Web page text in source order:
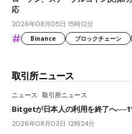
応
2026年08月05日 15時12分
# Binance ブロックチェーン
取引所ニュース
ニュース 取引所ニュース
Bitgetが日本人の利用を終了へ
2026年08月03日 12時24分